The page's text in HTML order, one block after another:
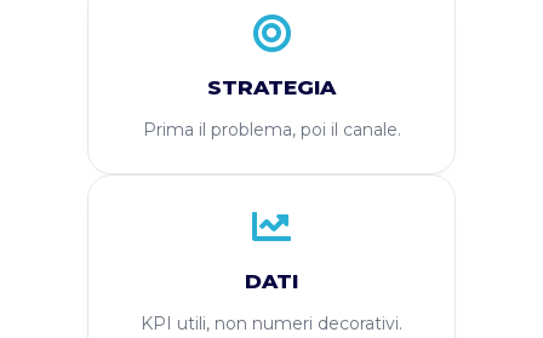
STRATEGIA
Prima il problema, poi il canale.
DATI
KPI utili, non numeri decorativi.